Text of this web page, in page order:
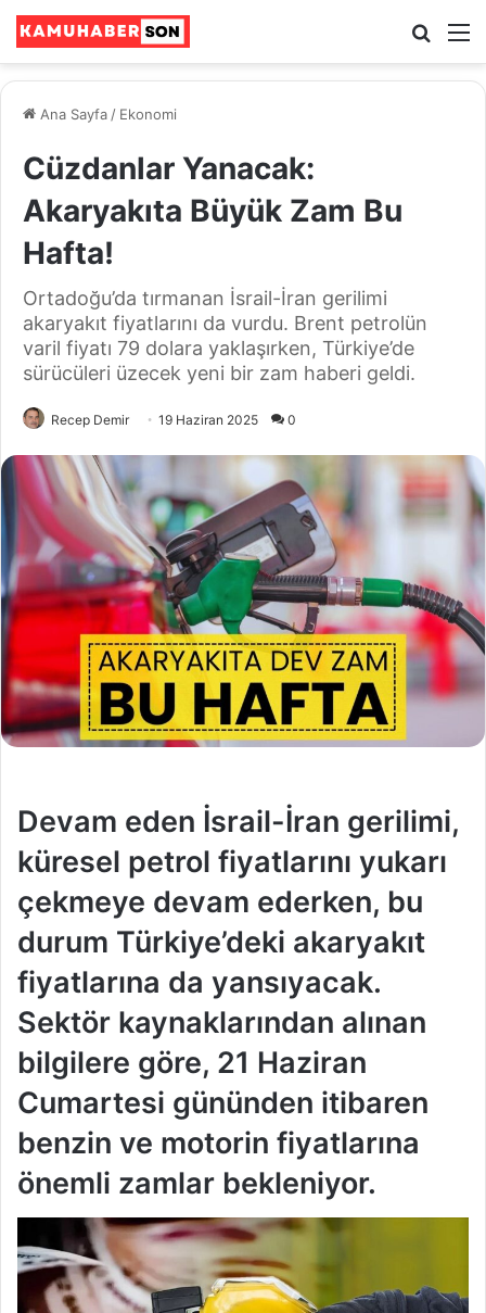
Ara
Ana Sayfa / Ekonomi
Cüzdanlar Yanacak:
Akaryakıta Büyük Zam Bu
Hafta!
Ortadoğu’da tırmanan İsrail-İran gerilimi
akaryakıt fiyatlarını da vurdu. Brent petrolün
varil fiyatı 79 dolara yaklaşırken, Türkiye’de
sürücüleri üzecek yeni bir zam haberi geldi.
Recep Demir 19 Haziran 2025 0
Devam eden İsrail-İran gerilimi,
küresel petrol fiyatlarını yukarı
çekmeye devam ederken, bu
durum Türkiye’deki akaryakıt
fiyatlarına da yansıyacak.
Sektör kaynaklarından alınan
bilgilere göre, 21 Haziran
Cumartesi gününden itibaren
benzin ve motorin fiyatlarına
önemli zamlar bekleniyor.